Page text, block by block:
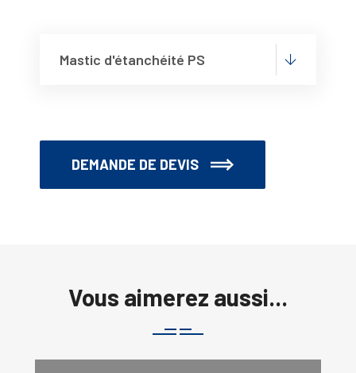
Mastic d'étanchéité PS
DEMANDE DE DEVIS
Vous aimerez aussi...